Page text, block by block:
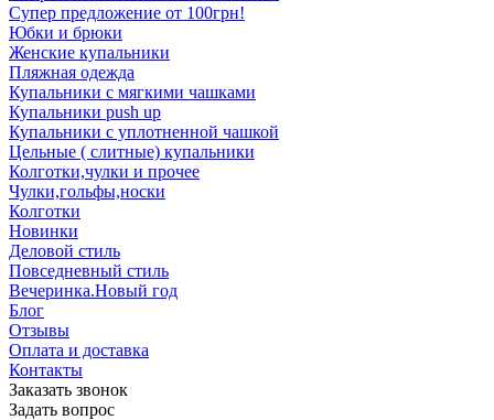
Супер предложение от 100грн!
Юбки и брюки
Женские купальники
Пляжная одежда
Купальники с мягкими чашками
Купальники push up
Купальники с уплотненной чашкой
Цельные ( слитные) купальники
Колготки,чулки и прочее
Чулки,гольфы,носки
Колготки
Новинки
Деловой стиль
Повседневный стиль
Вечеринка.Новый год
Блог
Отзывы
Оплата и доставка
Контакты
Заказать звонок
Задать вопрос